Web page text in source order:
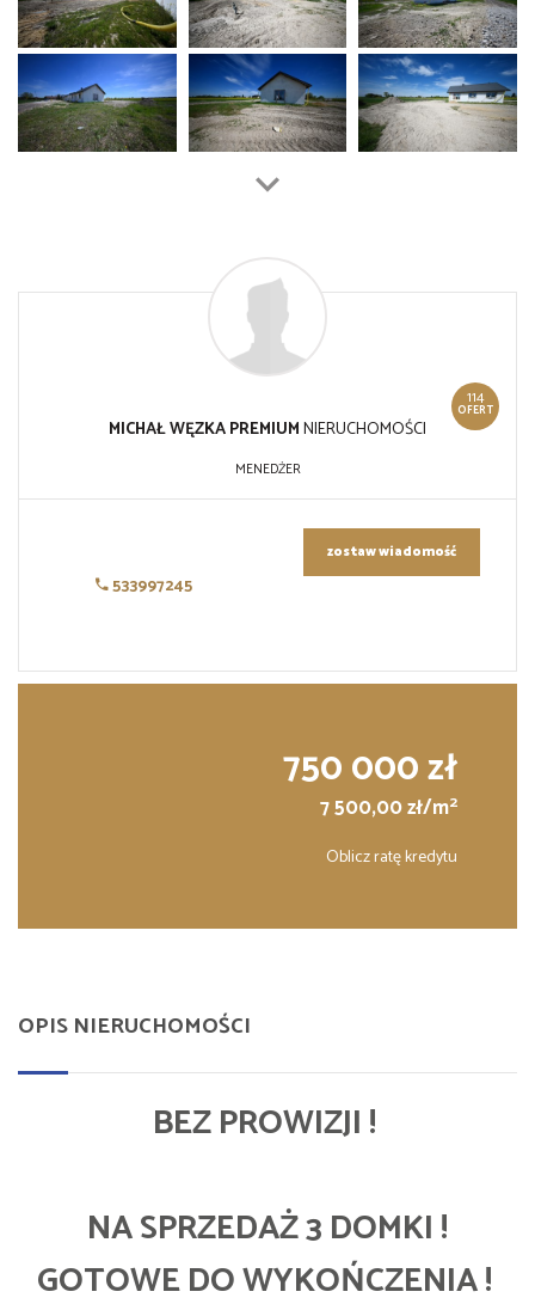
114
OFERT
MICHAŁ WĘZKA PREMIUMNIERUCHOMOŚCI
MENEDŻER
533997245
zostaw wiadomość
750 000 zł
7 500,00 zł/m2
Oblicz ratę kredytu
OPIS NIERUCHOMOŚCI
BEZ PROWIZJI !
NA SPRZEDAŻ 3 DOMKI !
GOTOWE DO WYKOŃCZENIA !